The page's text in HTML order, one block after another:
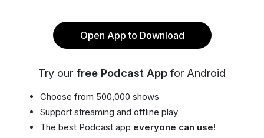
Open App to Download
Try our free Podcast App for Android
Choose from 500,000 shows
Support streaming and offline play
The best Podcast app everyone can use!